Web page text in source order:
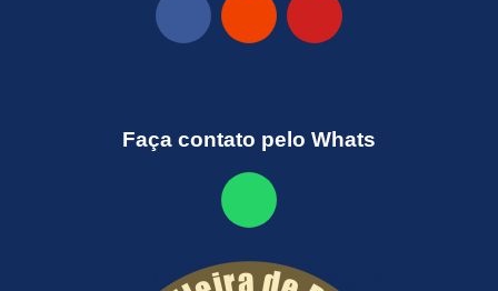
Faça contato pelo Whats